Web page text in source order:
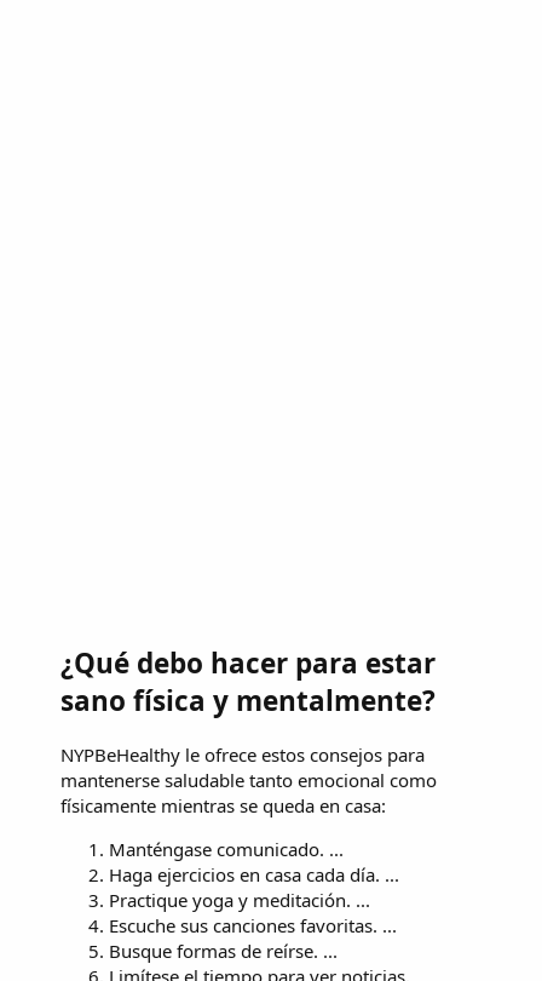
¿Qué debo hacer para estar
sano física y mentalmente?
NYPBeHealthy le ofrece estos consejos para
mantenerse saludable tanto emocional como
físicamente mientras se queda en casa:
Manténgase comunicado. ...
Haga ejercicios en casa cada día. ...
Practique yoga y meditación. ...
Escuche sus canciones favoritas. ...
Busque formas de reírse. ...